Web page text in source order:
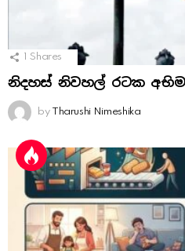
1 Shares
නිදහස් නිවහල් රටක
by Tharushi Nimeshika